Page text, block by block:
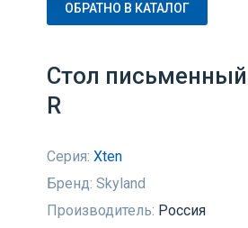
ОБРАТНО В КАТАЛОГ
Стол письменный
R
Серия: Xten
Бренд: Skyland
Производитель: Россия